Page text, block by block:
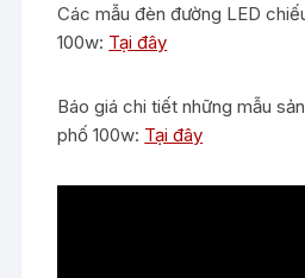
Các mẫu đèn đường LED
100w: Tại đây
Báo giá chi tiết những mẫu
phố 100w: Tại đây